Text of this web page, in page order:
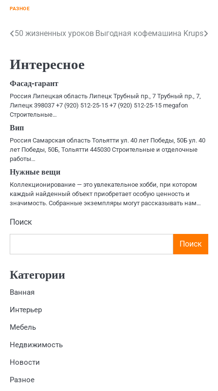
РАЗНОЕ
Навигация
записям
50 жизненных уроков Выгодная кофемашина Krups
Интересное
Фасад-гарант
Россия Липецкая область Липецк Трубный пр., 7 Трубный пр., 7,
Липецк 398037 +7 (920) 512-25-15 +7 (920) 512-25-15 megafon
Строительные…
Вип
Россия Самарская область Тольятти ул. 40 лет Победы, 50Б ул. 40
лет Победы, 50Б, Тольятти 445030 Строительные и отделочные
работы…
Нужные вещи
Коллекционирование — это увлекательное хобби, при котором
каждый найденный объект приобретает особую ценность и
значимость. Собранные экземпляры могут рассказывать нам…
Поиск
Поиск
Категории
Ванная
Интерьер
Мебель
Недвижимость
Новости
Разное